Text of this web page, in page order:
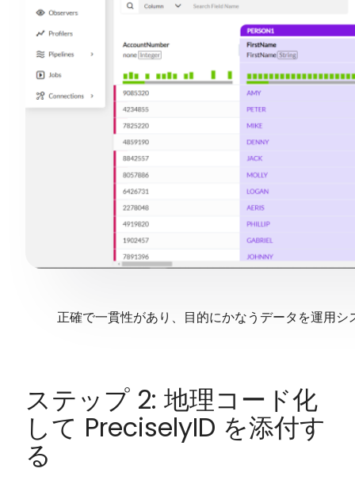
正確で一貫性があり、目的にかなうデータを運用
ステップ 2: 地理コード化
して PreciselyID を添付す
る